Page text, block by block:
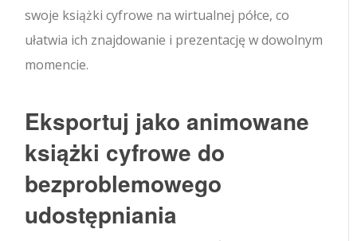
swoje książki cyfrowe na wirtualnej półce, co
ułatwia ich znajdowanie i prezentację w dowolnym
momencie.
Eksportuj jako animowane
książki cyfrowe do
bezproblemowego
udostępniania